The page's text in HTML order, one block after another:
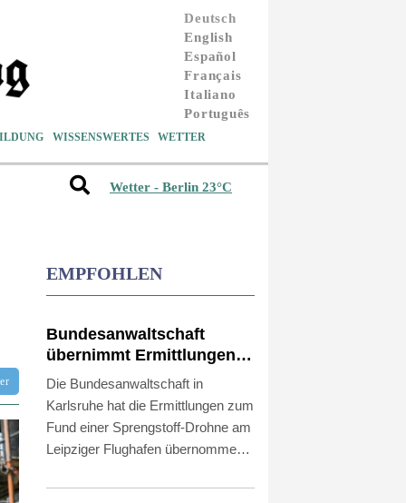
Deutsch
English
Español
Français
Italiano
Português
WISSENSWERTES WETTER
Wetter - Berlin 23°C
EMPFOHLEN
Bundesanwaltschaft
übernimmt Ermittlungen
zu Sprengstoff-Drohne in
Leipzig
Die Bundesanwaltschaft in
Karlsruhe hat die Ermittlungen zum
Fund einer Sprengstoff-Drohne am
Leipziger Flughafen übernommen.
versuchten Herbeiführens einer